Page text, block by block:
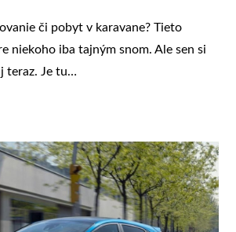
či pobyt v karavane? Tieto
niekoho iba tajným snom. Ale sen si
teraz. Je tu…